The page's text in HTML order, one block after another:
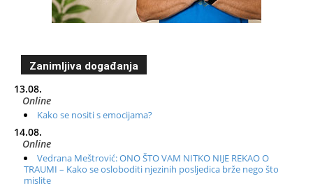
Zanimljiva događanja
13.08.
Online
Kako se nositi s emocijama?
14.08.
Online
Vedrana Meštrović: ONO ŠTO VAM NITKO NIJE REKAO O
TRAUMI – Kako se osloboditi njezinih posljedica brže nego što
mislite